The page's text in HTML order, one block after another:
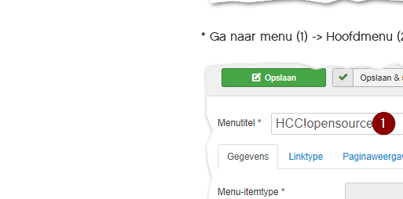
* Ga naar menu (1) -> Hoofdmenu